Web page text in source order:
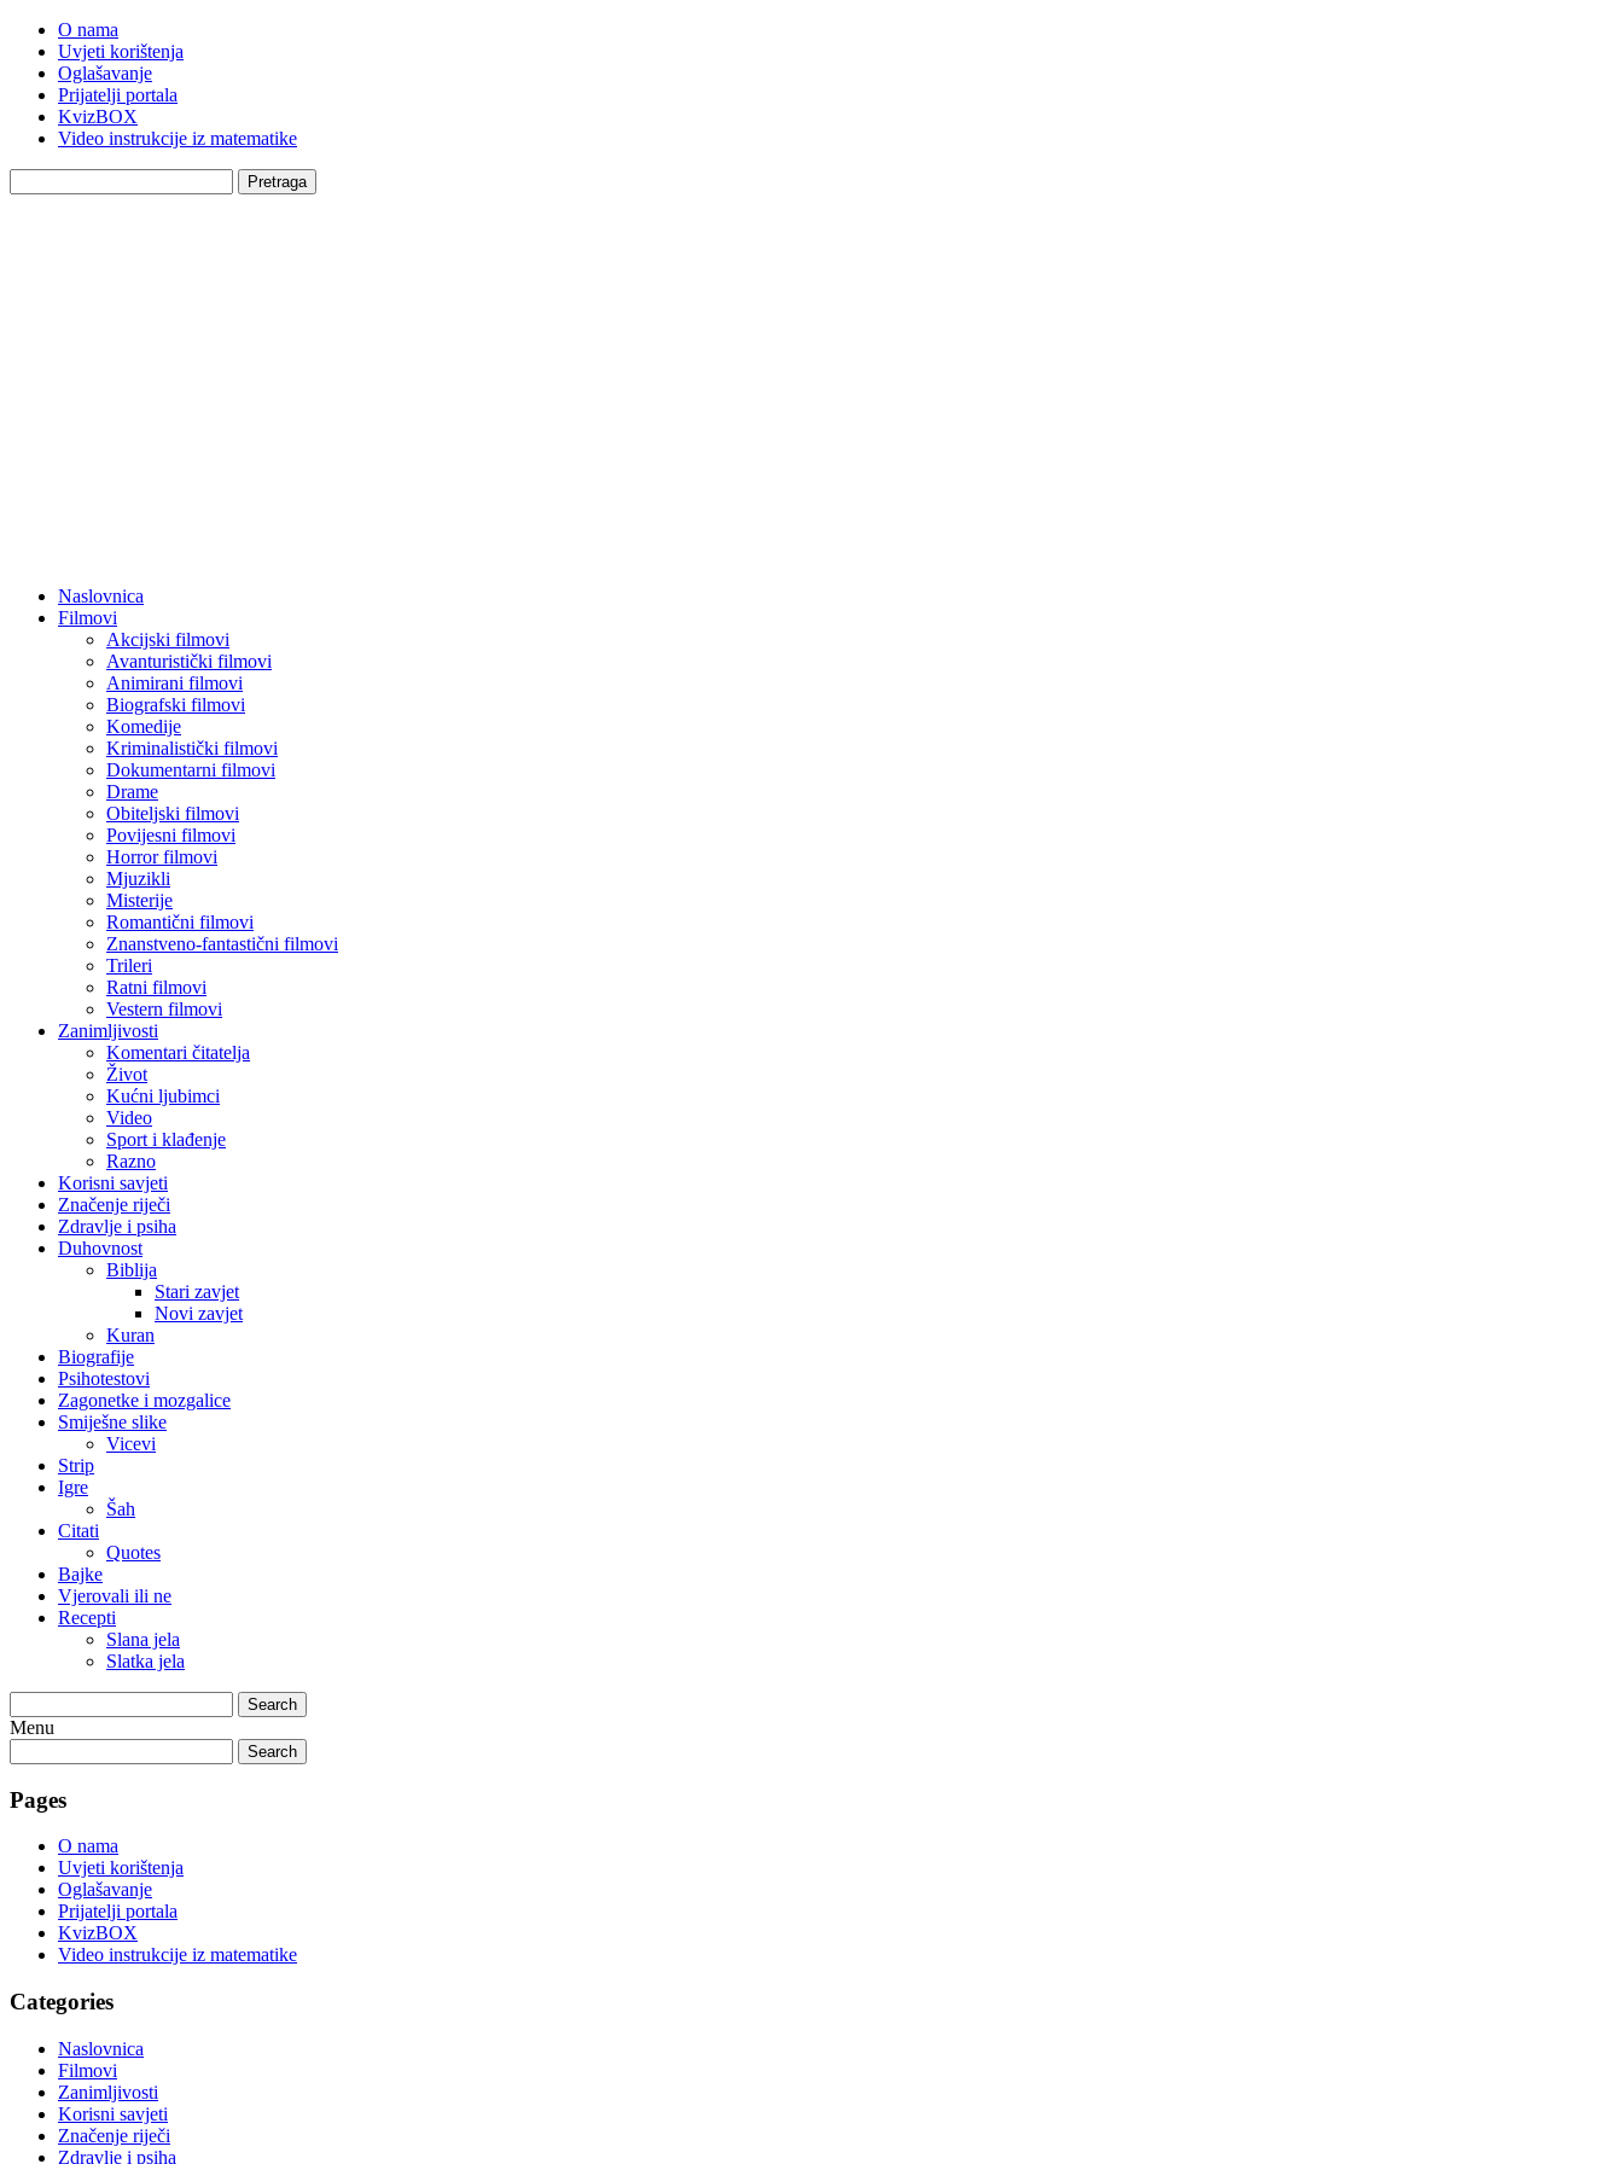
O nama
Uvjeti korištenja
Oglašavanje
Prijatelji portala
KvizBOX
Video instrukcije iz matematike
Pretraga
Naslovnica
Filmovi
Akcijski filmovi
Avanturistički filmovi
Animirani filmovi
Biografski filmovi
Komedije
Kriminalistički filmovi
Dokumentarni filmovi
Drame
Obiteljski filmovi
Povijesni filmovi
Horror filmovi
Mjuzikli
Misterije
Romantični filmovi
Znanstveno-fantastični filmovi
Trileri
Ratni filmovi
Vestern filmovi
Zanimljivosti
Komentari čitatelja
Život
Kućni ljubimci
Video
Sport i klađenje
Razno
Korisni savjeti
Značenje riječi
Zdravlje i psiha
Duhovnost
Biblija
Stari zavjet
Novi zavjet
Kuran
Biografije
Psihotestovi
Zagonetke i mozgalice
Smiješne slike
Vicevi
Strip
Igre
Šah
Citati
Quotes
Bajke
Vjerovali ili ne
Recepti
Slana jela
Slatka jela
Search
Menu
Search
Pages
O nama
Uvjeti korištenja
Oglašavanje
Prijatelji portala
KvizBOX
Video instrukcije iz matematike
Categories
Naslovnica
Filmovi
Zanimljivosti
Korisni savjeti
Značenje riječi
Zdravlje i psiha